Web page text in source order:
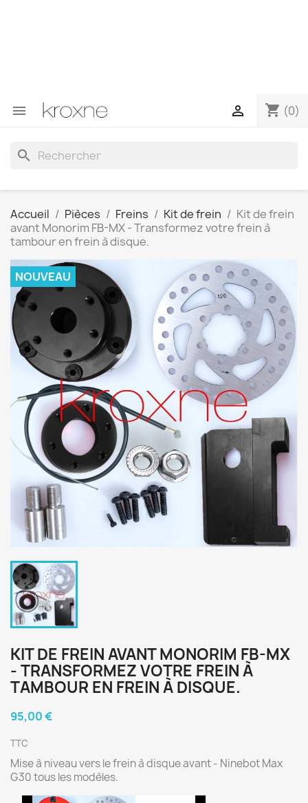
 shopping_cart (0)

search
Accueil Pièces Freins Kit de frein
Kit de frein
avant Monorim FB-MX - Transformez votre frein à
tambour en frein à disque.
NOUVEAU
KIT DE FREIN AVANT MONORIM FB-MX
- TRANSFORMEZ VOTRE FREIN À
TAMBOUR EN FREIN À DISQUE.
95,00 €
TTC
Mise à niveau vers le frein à disque avant - Ninebot Max
G30 tous les modèles.